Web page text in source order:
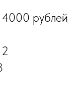
рублей